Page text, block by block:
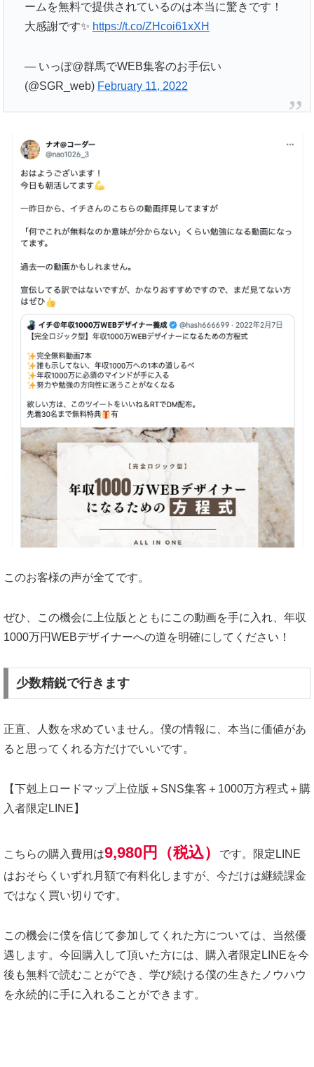
ームを無料で提供されているのは本当に驚きです！
大感謝です✨ https://t.co/ZHcoi61xXH
— いっぽ@群馬でWEB集客のお手伝い
(@SGR_web) February 11, 2022
このお客様の声が全てです。
ぜひ、この機会に上位版とともにこの動画を手に入れ、年収
1000万円WEBデザイナーへの道を明確にしてください！
少数精鋭で行きます
正直、人数を求めていません。僕の情報に、本当に価値があ
ると思ってくれる方だけでいいです。
【下剋上ロードマップ上位版＋SNS集客＋1000万方程式＋購
入者限定LINE】
こちらの購入費用は9,980円（税込）
です。限定LINE
はおそらくいずれ月額で有料化しますが、今だけは継続課金
ではなく買い切りです。
この機会に僕を信じて参加してくれた方については、当然優
遇します。今回購入して頂いた方には、購入者限定LINEを今
後も無料で読むことができ、学び続ける僕の生きたノウハウ
を永続的に手に入れることができます。